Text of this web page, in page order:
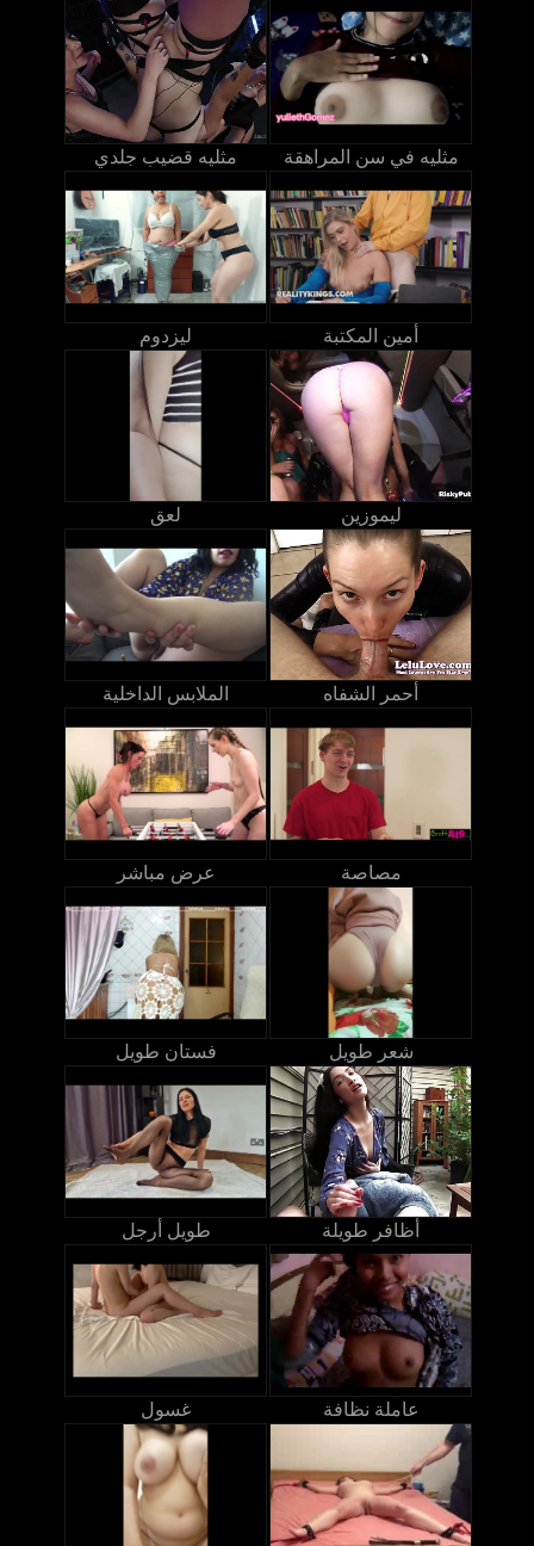
مثليه قضيب جلدي مثليه في سن المراهقة
ليزدوم أمين المكتبة
لعق ليموزين
الملابس الداخلية أحمر الشفاه
عرض مباشر مصاصة
فستان طويل شعر طويل
طويل أرجل أظافر طويلة
غسول عاملة نظافة